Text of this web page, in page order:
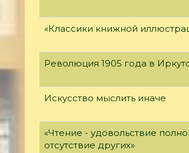
«Классики книжной
Революция 1905 года в
Искусство мыслить иначе
«Чтение - удовольствие
отсутствие других»